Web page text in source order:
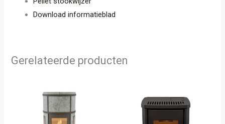
Download informatieblad
Gerelateerde producten